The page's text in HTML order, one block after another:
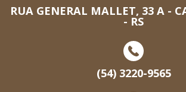
RUA GENERAL MALLET, 33 A -
- RS
(54) 3220-9565